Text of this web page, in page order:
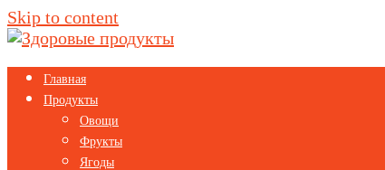
Skip to content
Главная
Продукты
Овощи
Фрукты
Ягоды